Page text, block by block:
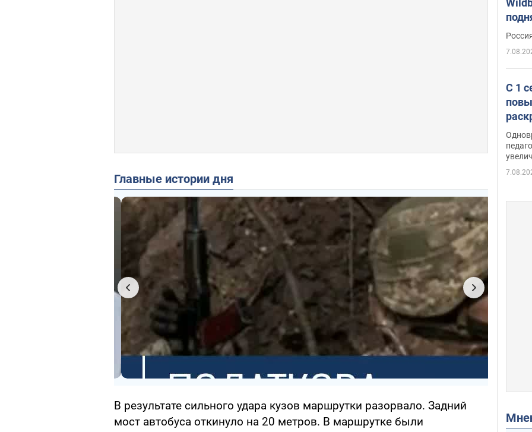
Главные истории дня
В результате сильного удара кузов маршрутки разорвало. Задний
мост автобуса откинуло на 20 метров. В маршрутке были
С 1